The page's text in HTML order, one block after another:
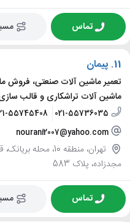
تماس
11. پیمان
تعمیر ماشین آلات صنعتی، فروش
ماشین آلات تراشکاری و قالب
021-55736035
55745408
nourani2007@yahoo.com
تهران، منطقه 10،
مجدزاده، پلاک 583
تماس